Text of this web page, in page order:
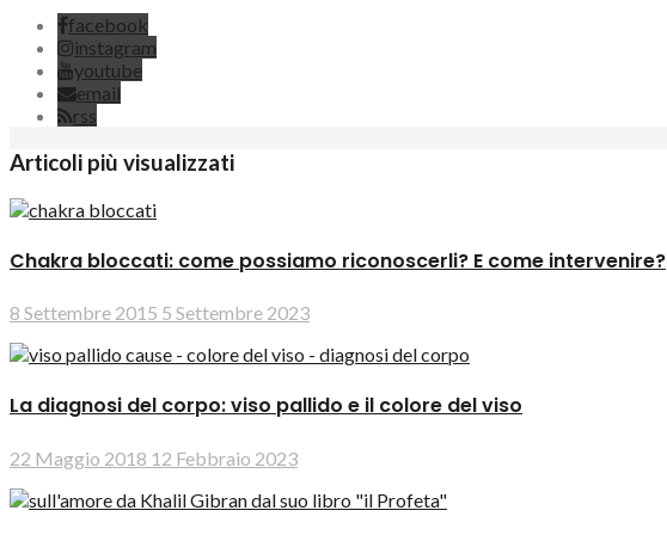
facebook
instagram
youtube
email
rss
Articoli più visualizzati
Chakra bloccati: come possiamo riconoscerli? E come intervenire?
8 Settembre 2015 5 Settembre 2023
La diagnosi del corpo: viso pallido e il colore del viso
22 Maggio 2018 12 Febbraio 2023